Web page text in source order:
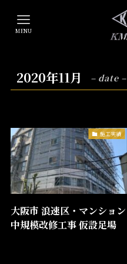
MENU
2020年11月 – date –
施工実績
大阪市 浪速区・マンション
中規模改修工事 仮設足場